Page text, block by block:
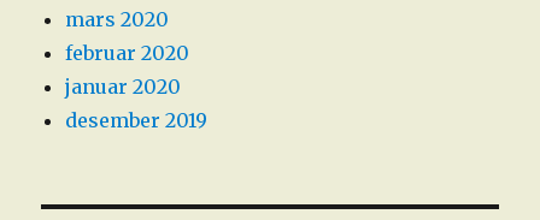
mars 2020
februar 2020
januar 2020
desember 2019